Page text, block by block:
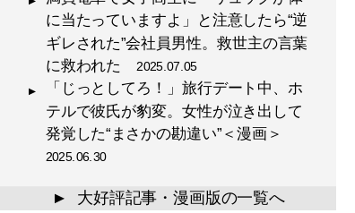
に当たっていますよ」と注意したら“逆
ギレされた”会社員男性。救世主の言葉
に救われた 2025.07.05
「じっとしてろ！」旅行デート中、ホ
テルで彼氏が豹変。女性が泣き出して
発覚した“まさかの勘違い”＜漫画＞
2025.06.30
▲ 大好評記事・漫画版の一覧へ